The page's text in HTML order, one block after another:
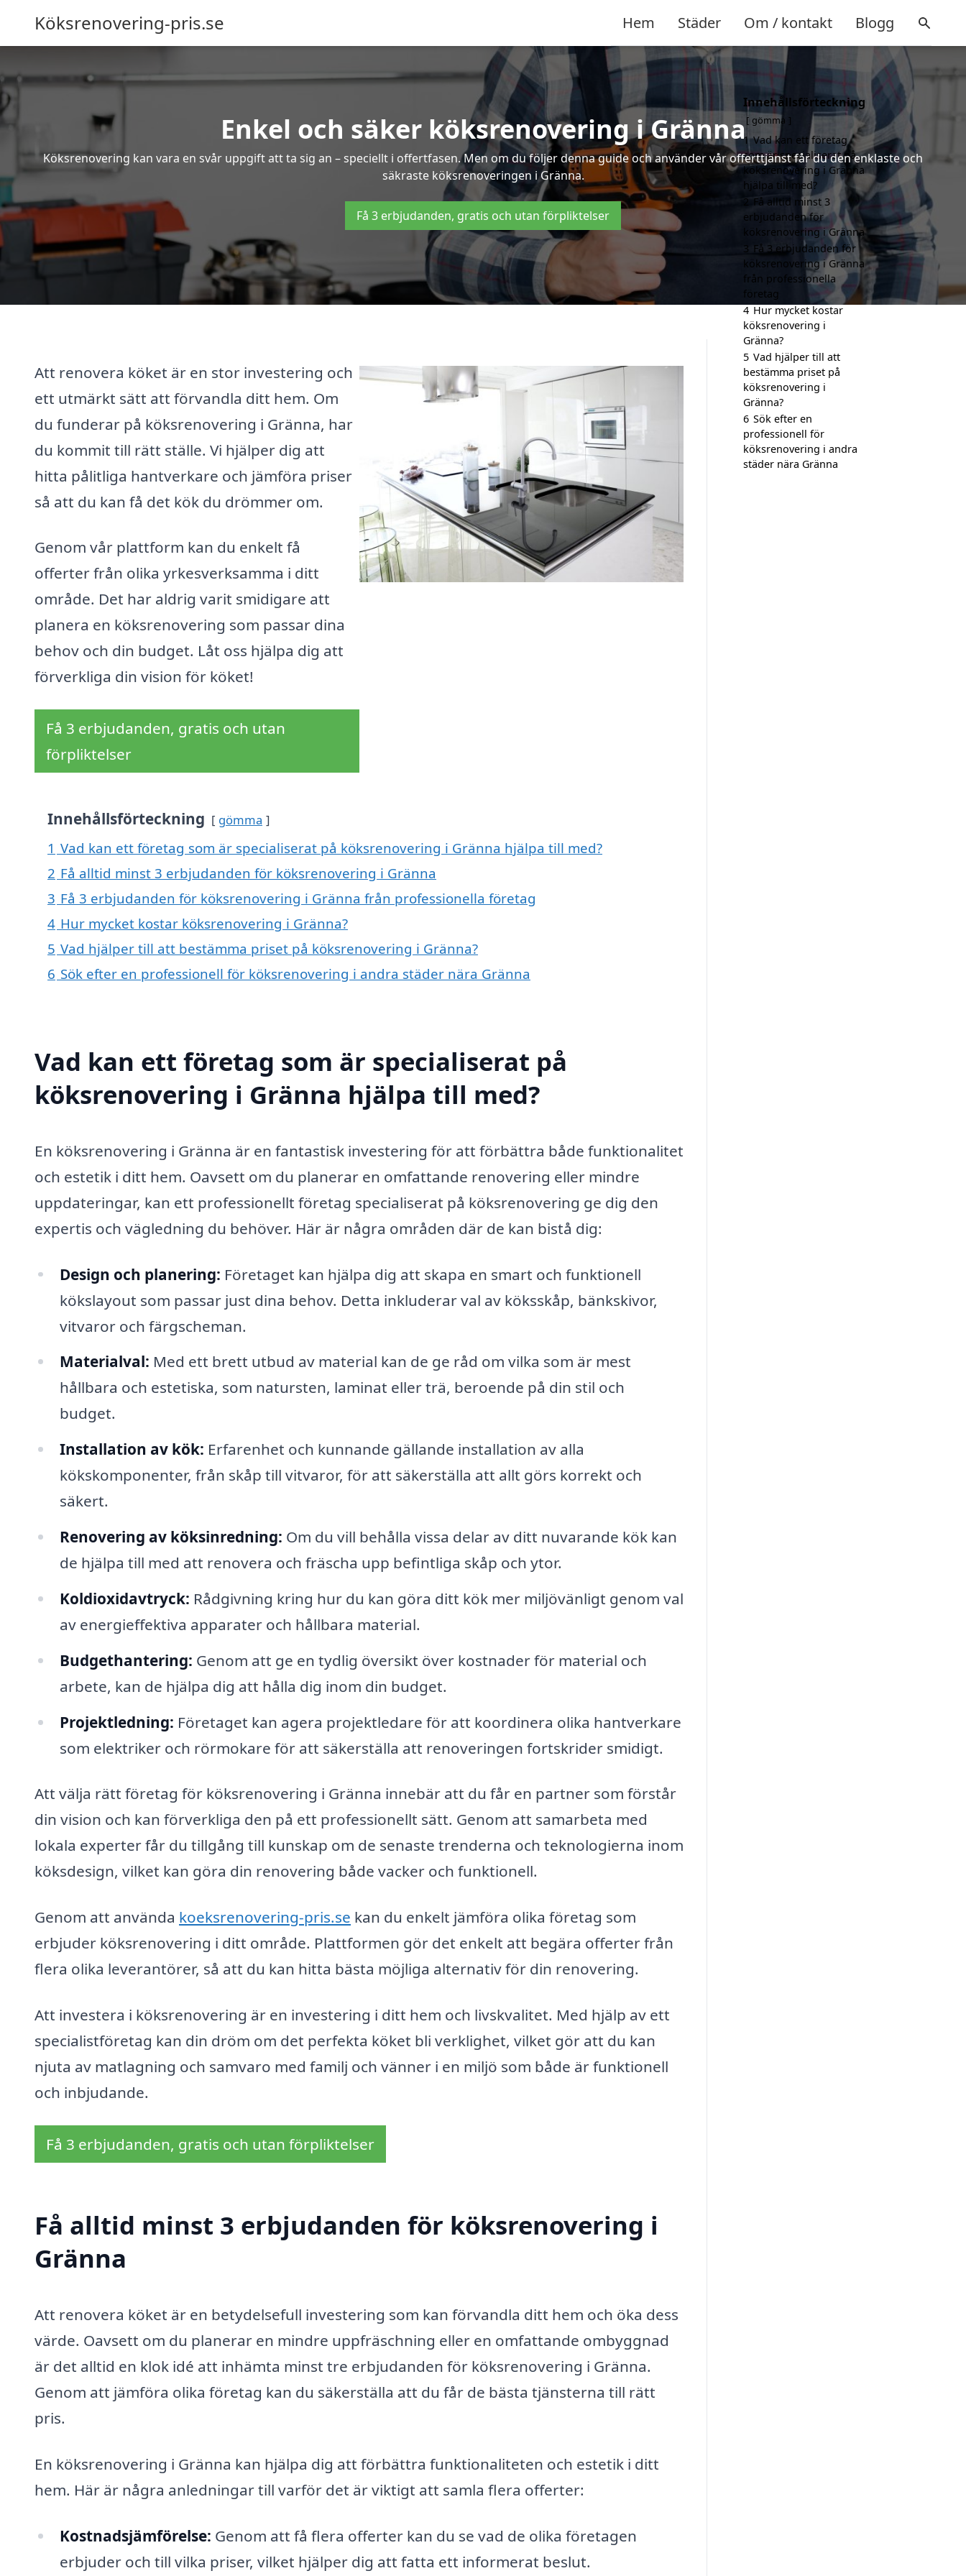
Köksrenovering-pris.se Hem Städer Om / kontakt Blogg
Enkel och säker köksrenovering i Gränna
Köksrenovering kan vara en svår uppgift att ta sig an – speciellt i offertfasen. Men om du följer denna guide och använder vår offerttjänst får du den enklaste och
säkraste köksrenoveringen i Gränna.
Få 3 erbjudanden, gratis och utan förpliktelser
Att renovera köket är en stor investering och
ett utmärkt sätt att förvandla ditt hem. Om
du funderar på köksrenovering i Gränna, har
du kommit till rätt ställe. Vi hjälper dig att
hitta pålitliga hantverkare och jämföra priser
så att du kan få det kök du drömmer om.
Genom vår plattform kan du enkelt få
offerter från olika yrkesverksamma i ditt
område. Det har aldrig varit smidigare att
planera en köksrenovering som passar dina
behov och din budget. Låt oss hjälpa dig att
förverkliga din vision för köket!
Få 3 erbjudanden, gratis och utan
förpliktelser
Innehållsförteckning gömma
1 Vad kan ett företag som är specialiserat på köksrenovering i Gränna hjälpa till med?
2 Få alltid minst 3 erbjudanden för köksrenovering i Gränna
3 Få 3 erbjudanden för köksrenovering i Gränna från professionella företag
4 Hur mycket kostar köksrenovering i Gränna?
5 Vad hjälper till att bestämma priset på köksrenovering i Gränna?
6 Sök efter en professionell för köksrenovering i andra städer nära Gränna
Vad kan ett företag som är specialiserat på
köksrenovering i Gränna hjälpa till med?
En köksrenovering i Gränna är en fantastisk investering för att förbättra både funktionalitet
och estetik i ditt hem. Oavsett om du planerar en omfattande renovering eller mindre
uppdateringar, kan ett professionellt företag specialiserat på köksrenovering ge dig den
expertis och vägledning du behöver. Här är några områden där de kan bistå dig:
Design och planering: Företaget kan hjälpa dig att skapa en smart och funktionell
kökslayout som passar just dina behov. Detta inkluderar val av köksskåp, bänkskivor,
vitvaror och färgscheman.
Materialval: Med ett brett utbud av material kan de ge råd om vilka som är mest
hållbara och estetiska, som natursten, laminat eller trä, beroende på din stil och
budget.
Installation av kök: Erfarenhet och kunnande gällande installation av alla
kökskomponenter, från skåp till vitvaror, för att säkerställa att allt görs korrekt och
säkert.
Renovering av köksinredning: Om du vill behålla vissa delar av ditt nuvarande kök kan
de hjälpa till med att renovera och fräscha upp befintliga skåp och ytor.
Koldioxidavtryck: Rådgivning kring hur du kan göra ditt kök mer miljövänligt genom val
av energieffektiva apparater och hållbara material.
Budgethantering: Genom att ge en tydlig översikt över kostnader för material och
arbete, kan de hjälpa dig att hålla dig inom din budget.
Projektledning: Företaget kan agera projektledare för att koordinera olika hantverkare
som elektriker och rörmokare för att säkerställa att renoveringen fortskrider smidigt.
Att välja rätt företag för köksrenovering i Gränna innebär att du får en partner som förstår
din vision och kan förverkliga den på ett professionellt sätt. Genom att samarbeta med
lokala experter får du tillgång till kunskap om de senaste trenderna och teknologierna inom
köksdesign, vilket kan göra din renovering både vacker och funktionell.
Genom att använda koeksrenovering-pris.se kan du enkelt jämföra olika företag som
erbjuder köksrenovering i ditt område. Plattformen gör det enkelt att begära offerter från
flera olika leverantörer, så att du kan hitta bästa möjliga alternativ för din renovering.
Att investera i köksrenovering är en investering i ditt hem och livskvalitet. Med hjälp av ett
specialistföretag kan din dröm om det perfekta köket bli verklighet, vilket gör att du kan
njuta av matlagning och samvaro med familj och vänner i en miljö som både är funktionell
och inbjudande.
Få 3 erbjudanden, gratis och utan förpliktelser
Få alltid minst 3 erbjudanden för köksrenovering i
Gränna
Att renovera köket är en betydelsefull investering som kan förvandla ditt hem och öka dess
värde. Oavsett om du planerar en mindre uppfräschning eller en omfattande ombyggnad
är det alltid en klok idé att inhämta minst tre erbjudanden för köksrenovering i Gränna.
Genom att jämföra olika företag kan du säkerställa att du får de bästa tjänsterna till rätt
pris.
En köksrenovering i Gränna kan hjälpa dig att förbättra funktionaliteten och estetik i ditt
hem. Här är några anledningar till varför det är viktigt att samla flera offerter:
Kostnadsjämförelse: Genom att få flera offerter kan du se vad de olika företagen
erbjuder och till vilka priser, vilket hjälper dig att fatta ett informerat beslut.
Innehållsförteckning
gömma
1 Vad kan ett företag
som är specialiserat på
köksrenovering i Gränna
hjälpa till med?
2 Få alltid minst 3
erbjudanden för
köksrenovering i Gränna
3 Få 3 erbjudanden för
köksrenovering i Gränna
från professionella
företag
4 Hur mycket kostar
köksrenovering i
Gränna?
5 Vad hjälper till att
bestämma priset på
köksrenovering i
Gränna?
6 Sök efter en
professionell för
köksrenovering i andra
städer nära Gränna